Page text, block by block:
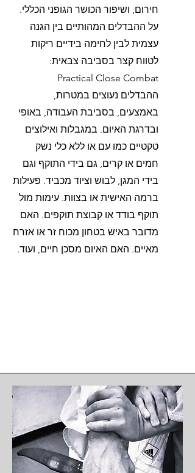
חירום, ושיפור הכושר הגופני הכללי.
על ההבדלים המהותיים בין הגנה
עצמית לבין לחימה בידיים ריקות
לטווח קצר בסביבה צבאית:
Practical Close Combat
ההבדלים נעוצים במטרות,
באמצעים, בסביבת העבודה, באופי
ובדרגת האיום. במגבלות ואילוצים
טקטיים כמו עם או ללא כלי נשק
חמים או קרים, גם בידי התוקף וגם
בידי המגן, לבוש וציוד מכביד. פעילות
ברמה האישית או בצוות. עימות מול
תוקף בודד או קבוצת תוקפים. האם
מדובר באיש בטחון מכוח זר או אזרח
מאיים. האם האיום מסכן חיים, ועוד.